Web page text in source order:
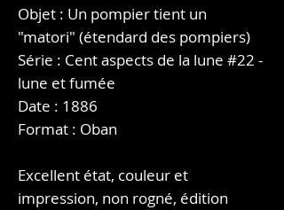
Objet : Un pompier tient un
"matori" (étendard des pompiers)
Série : Cent aspects de la lune #22 -
lune et fumée
Date : 1886
Format : Oban
Excellent état, couleur et
impression, non rogné, édition